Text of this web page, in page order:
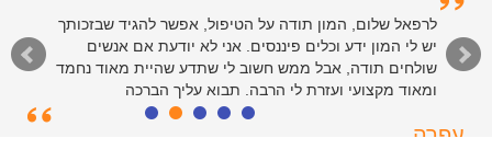
לרפאל שלום, המון תודה על הטיפול, אפשר להגיד שבזכותך
יש לי המון ידע וכלים פיננסים. אני לא יודעת אם אנשים
שולחים תודה, אבל ממש חשוב לי שתדע שהיית מאוד נחמד
ומאוד מקצועי ועזרת לי הרבה. תבוא עליך הברכה
עפרה